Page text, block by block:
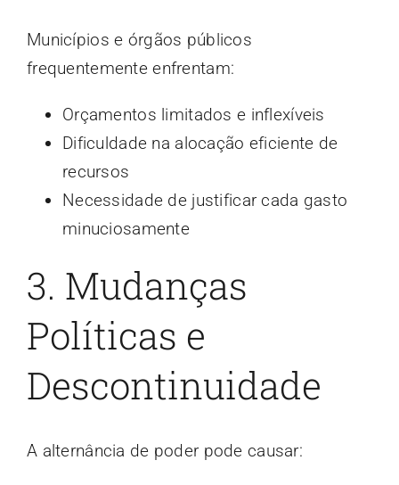
Municípios e órgãos públicos
frequentemente enfrentam:
Orçamentos limitados e inflexíveis
Dificuldade na alocação eficiente de
recursos
Necessidade de justificar cada gasto
minuciosamente
3. Mudanças
Políticas e
Descontinuidade
A alternância de poder pode causar: